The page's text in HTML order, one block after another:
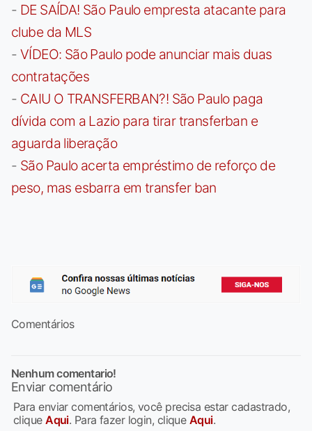
- DE SAÍDA! São Paulo empresta atacante para
clube da MLS
- VÍDEO: São Paulo pode anunciar mais duas
contratações
- CAIU O TRANSFERBAN?! São Paulo paga
dívida com a Lazio para tirar transferban e
aguarda liberação
- São Paulo acerta empréstimo de reforço de
peso, mas esbarra em transfer ban
Comentários
Nenhum comentario!
Enviar comentário
Para enviar comentários, você precisa estar cadastrado,
cliqueAqui. Para fazer login, clique Aqui.